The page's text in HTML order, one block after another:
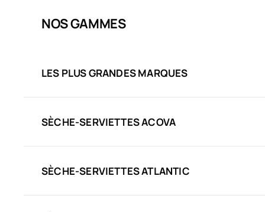
NOS GAMMES
LES PLUS GRANDES MARQUES
SÈCHE-SERVIETTES ACOVA
SÈCHE-SERVIETTES ATLANTIC